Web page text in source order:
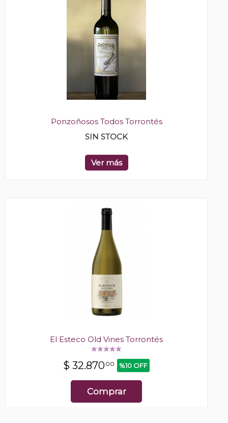
Ponzoñosos Todos Torrontés
SIN STOCK
Ver más
El Esteco Old Vines Torrontés
$ 32.87000 %10 OFF
Comprar